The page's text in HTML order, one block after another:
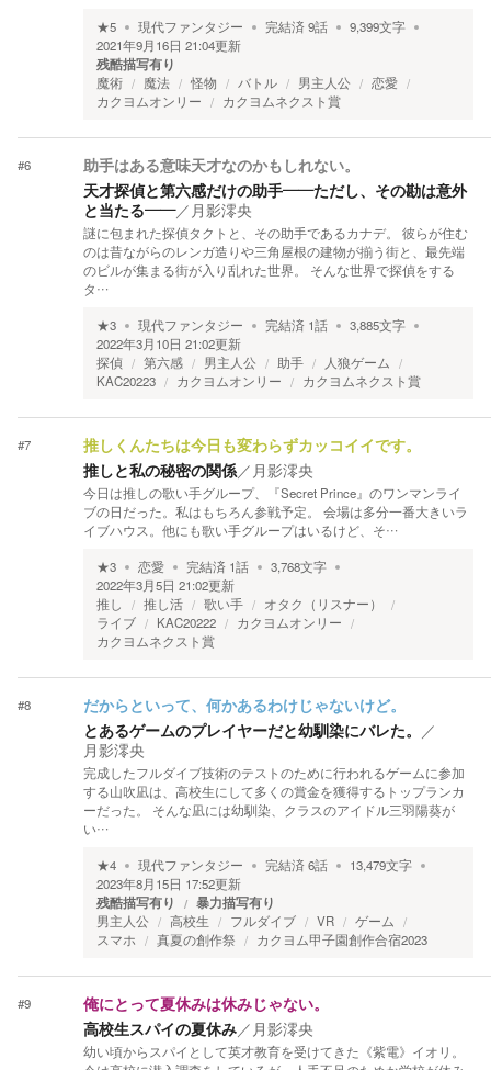
★5 現代ファンタジー 完結済9話 9,399文字
2021年9月16日 21:04更新
残酷描写有り
魔術 魔法 怪物 バトル 男主人公
恋愛
カクヨムオンリー
カクヨムネクスト賞
#6 助手はある意味天才なのかもしれない。
天才探偵と第六感だけの助手――ただし、その勘は意外
と当たる――／ 月影澪央
謎に包まれた探偵タクトと、その助手であるカナデ。 彼らが住む
のは昔ながらのレンガ造りや三角屋根の建物が揃う街と、最先端
のビルが集まる街が入り乱れた世界。 そんな世界で探偵をする
タ…
★3 現代ファンタジー 完結済 1話 3,885文字
2022年3月10日 21:02更新
探偵
第六感 男主人公 助手
人狼ゲーム
KAC20223
カクヨムオンリー カクヨムネクスト賞
#7 推しくんたちは今日も変わらずカッコイイです。
推しと私の秘密の関係／ 月影澪央
今日は推しの歌い手グループ、『Secret Prince』のワンマンライ
ブの日だった。私はもちろん参戦予定。 会場は多分一番大きいラ
イブハウス。他にも歌い手グループはいるけど、そ…
★3 恋愛 完結済 1話 3,768文字
2022年3月5日 21:02更新
推し
推し活 歌い手
オタク（リスナー）
ライブ
KAC20222
カクヨムオンリー
カクヨムネクスト賞
#8 だからといって、何かあるわけじゃないけど。
とあるゲームのプレイヤーだと幼馴染にバレた。 ／
月影澪央
完成したフルダイブ技術のテストのために行われるゲームに参加
する山吹凪は、高校生にして多くの賞金を獲得するトップランカ
ーだった。 そんな凪には幼馴染、クラスのアイドル三羽陽葵が
い…
★4 現代ファンタジー 完結済6話 13,479文字
2023年8月15日 17:52更新
残酷描写有り 暴力描写有り
男主人公 高校生 フルダイブ VR
ゲーム
スマホ
真夏の創作祭 カクヨム甲子園創作合宿2023
#9 俺にとって夏休みは休みじゃない。
高校生スパイの夏休み／ 月影澪央
幼い頃からスパイとして英才教育を受けてきた《紫電》イオリ。